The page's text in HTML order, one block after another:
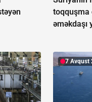
toqquşma
əməkdaşı
7 Avqust